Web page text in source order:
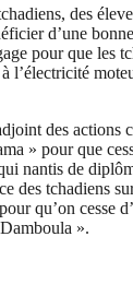
des
d’une
pour que les
l’électricité
des actions
» pour que
nantis de
des tchadiens
qu’on cesse
».